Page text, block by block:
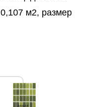
0,107 м2, размер